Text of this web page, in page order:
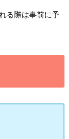
る際は事前に予